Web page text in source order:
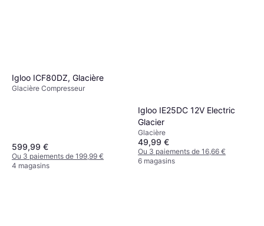
Igloo ICF80DZ, Glacière
Glacière Compresseur
599,99 €
Ou 3 paiements de 199,99 €
4 magasins
Igloo IE25DC 12V Electric
Glacier
Glacière
49,99 €
Ou 3 paiements de 16,66 €
6 magasins